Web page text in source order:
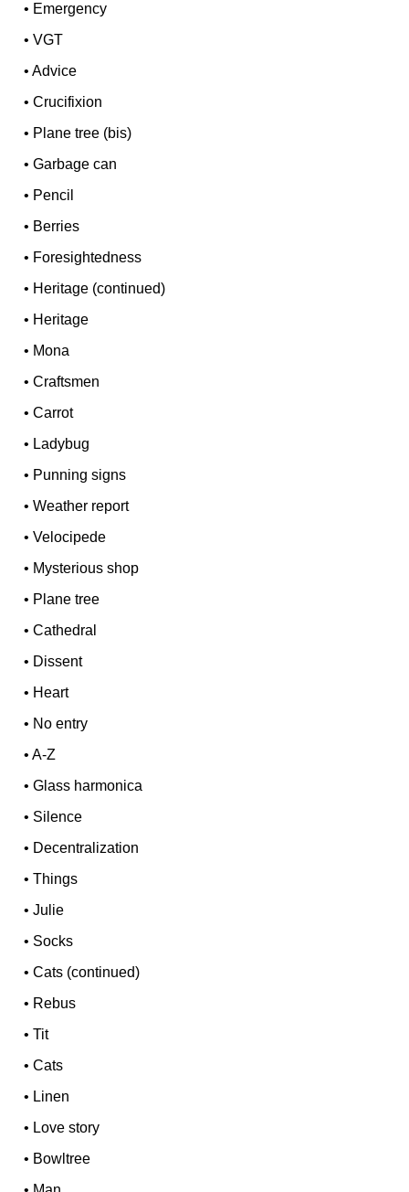
• Emergency
•VGT
•Advice
•Crucifixion
• Plane tree (bis)
•Garbage can
• Pencil
• Berries
• Foresightedness
• Heritage (continued)
• Heritage
• Mona
•Craftsmen
•Carrot
• Ladybug
• Punning signs
•Weather report
•Velocipede
• Mysterious shop
• Plane tree
•Cathedral
• Dissent
• Heart
• No entry
•A-Z
•Glass harmonica
• Silence
• Decentralization
•Things
•Julie
• Socks
•Cats (continued)
• Rebus
•Tit
•Cats
• Linen
• Love story
• Bowltree